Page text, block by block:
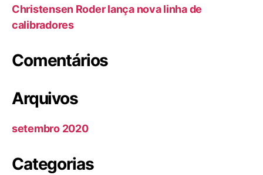
Christensen Roder lança nova linha de
calibradores
Comentários
Arquivos
setembro 2020
Categorias